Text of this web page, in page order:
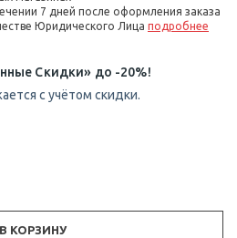
7 дней после оформления заказа
Юридического Лица подробнее
Скидки» до -20%!
с учётом скидки.
В КОРЗИНУ